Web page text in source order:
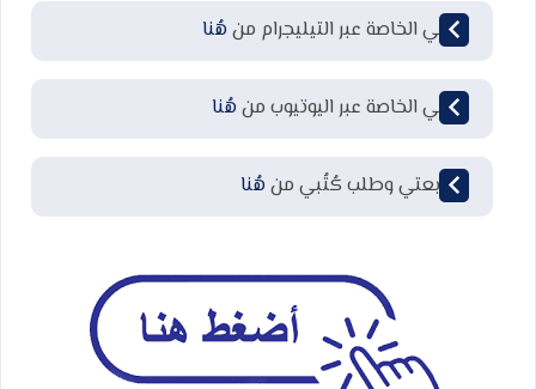
قناتي الخاصة عبر التيليجرام من هُنا
قناتي الخاصة عبر اليوتيوب من هُنا
لمتابعتي وطلب كُتُبي من هُنا